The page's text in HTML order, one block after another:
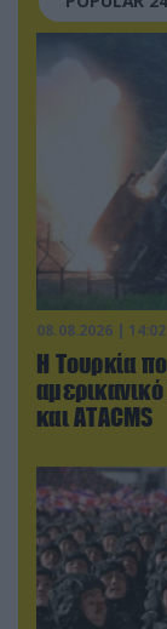
08.08.2026 | 14:02
Η Τουρκία
και ΑΤΑCMS